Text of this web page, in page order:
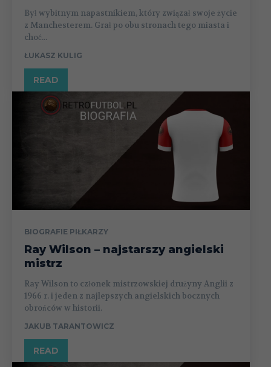
Był wybitnym napastnikiem, który związał swoje życie
z Manchesterem. Grał po obu stronach tego miasta i
choć...
ŁUKASZ KULIG
READ
BIOGRAFIE PIŁKARZY
Ray Wilson – najstarszy angielski
mistrz
Ray Wilson to członek mistrzowskiej drużyny Anglii z
1966 r. i jeden z najlepszych angielskich bocznych
obrońców w historii.
JAKUB TARANTOWICZ
READ